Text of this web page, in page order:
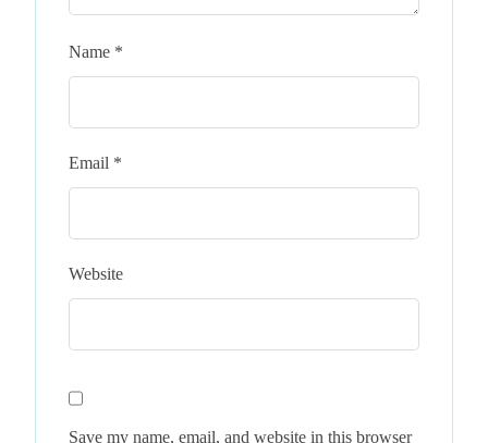
Name *
Email *
Website
Save my name, email, and website in this browser